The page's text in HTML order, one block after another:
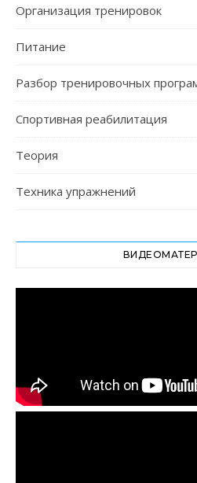
Организация тренировок
Питание
Разбор тренировочных
Спортивная реабилитация
Теория
Техника упражнений